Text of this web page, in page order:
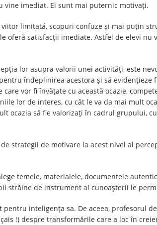
vine imediat. Ei sunt mai puternic motivaţi.
limitată, scopuri confuze şi mai puţin
oferă satisfacţii imediate. Astfel de elevi
lor asupra valorii unei activităţi, este
îndeplinirea acestora și să
vor fi învățate cu această ocazie,
lor de interes, cu cât le va da mai mult
ocazia să fie valorizați în cadrul grupului,
strategii de motivare la acest nivel al
temele, materialele, documentele
străine de instrument al cunoașterii le
inteligența sa. De aceea, profesorul
!) despre transformările care a loc în